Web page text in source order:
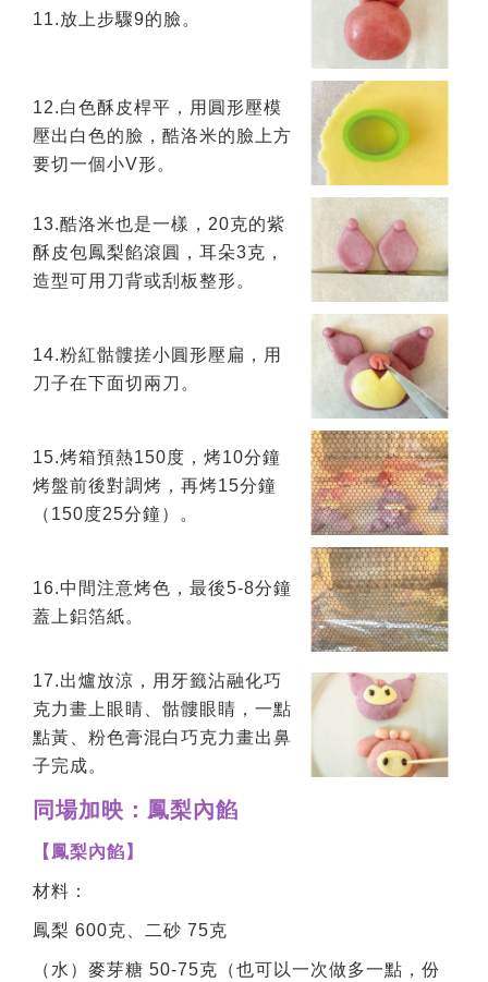
11.放上步驟9的臉。
12.白色酥皮桿平，用圓形壓模
壓出白色的臉，酷洛米的臉上方
要切一個小V形。
13.酷洛米也是一樣，20克的紫
酥皮包鳳梨餡滾圓，耳朵3克，
造型可用刀背或刮板整形。
14.粉紅骷髏搓小圓形壓扁，用
刀子在下面切兩刀。
15.烤箱預熱150度，烤10分鐘
烤盤前後對調烤，再烤15分鐘
（150度25分鐘）。
16.中間注意烤色，最後5-8分鐘
蓋上鋁箔紙。
17.出爐放涼，用牙籤沾融化巧
克力畫上眼睛、骷髏眼睛，一點
點黃、粉色膏混白巧克力畫出鼻
子完成。
同場加映：鳳梨內餡
【鳳梨內餡】
材料：
鳳梨 600克、二砂 75克
（水）麥芽糖 50-75克（也可以一次做多一點，份